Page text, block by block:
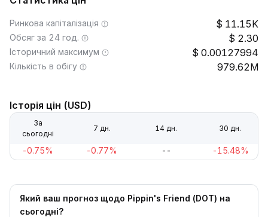
Ринкова капіталізація 11.15K
Обсяг за 24 год. 2.30
Історичний максимум 0.00127994
Кількість в обігу 979.62M
Історія цін (USD)
За
сьогодні
7 дн. 14 дн. 30 дн.
-0.75% -0.77% -- -15.48%
Який ваш прогноз щодо Pippin's Friend (DOT) на
сьогодні?